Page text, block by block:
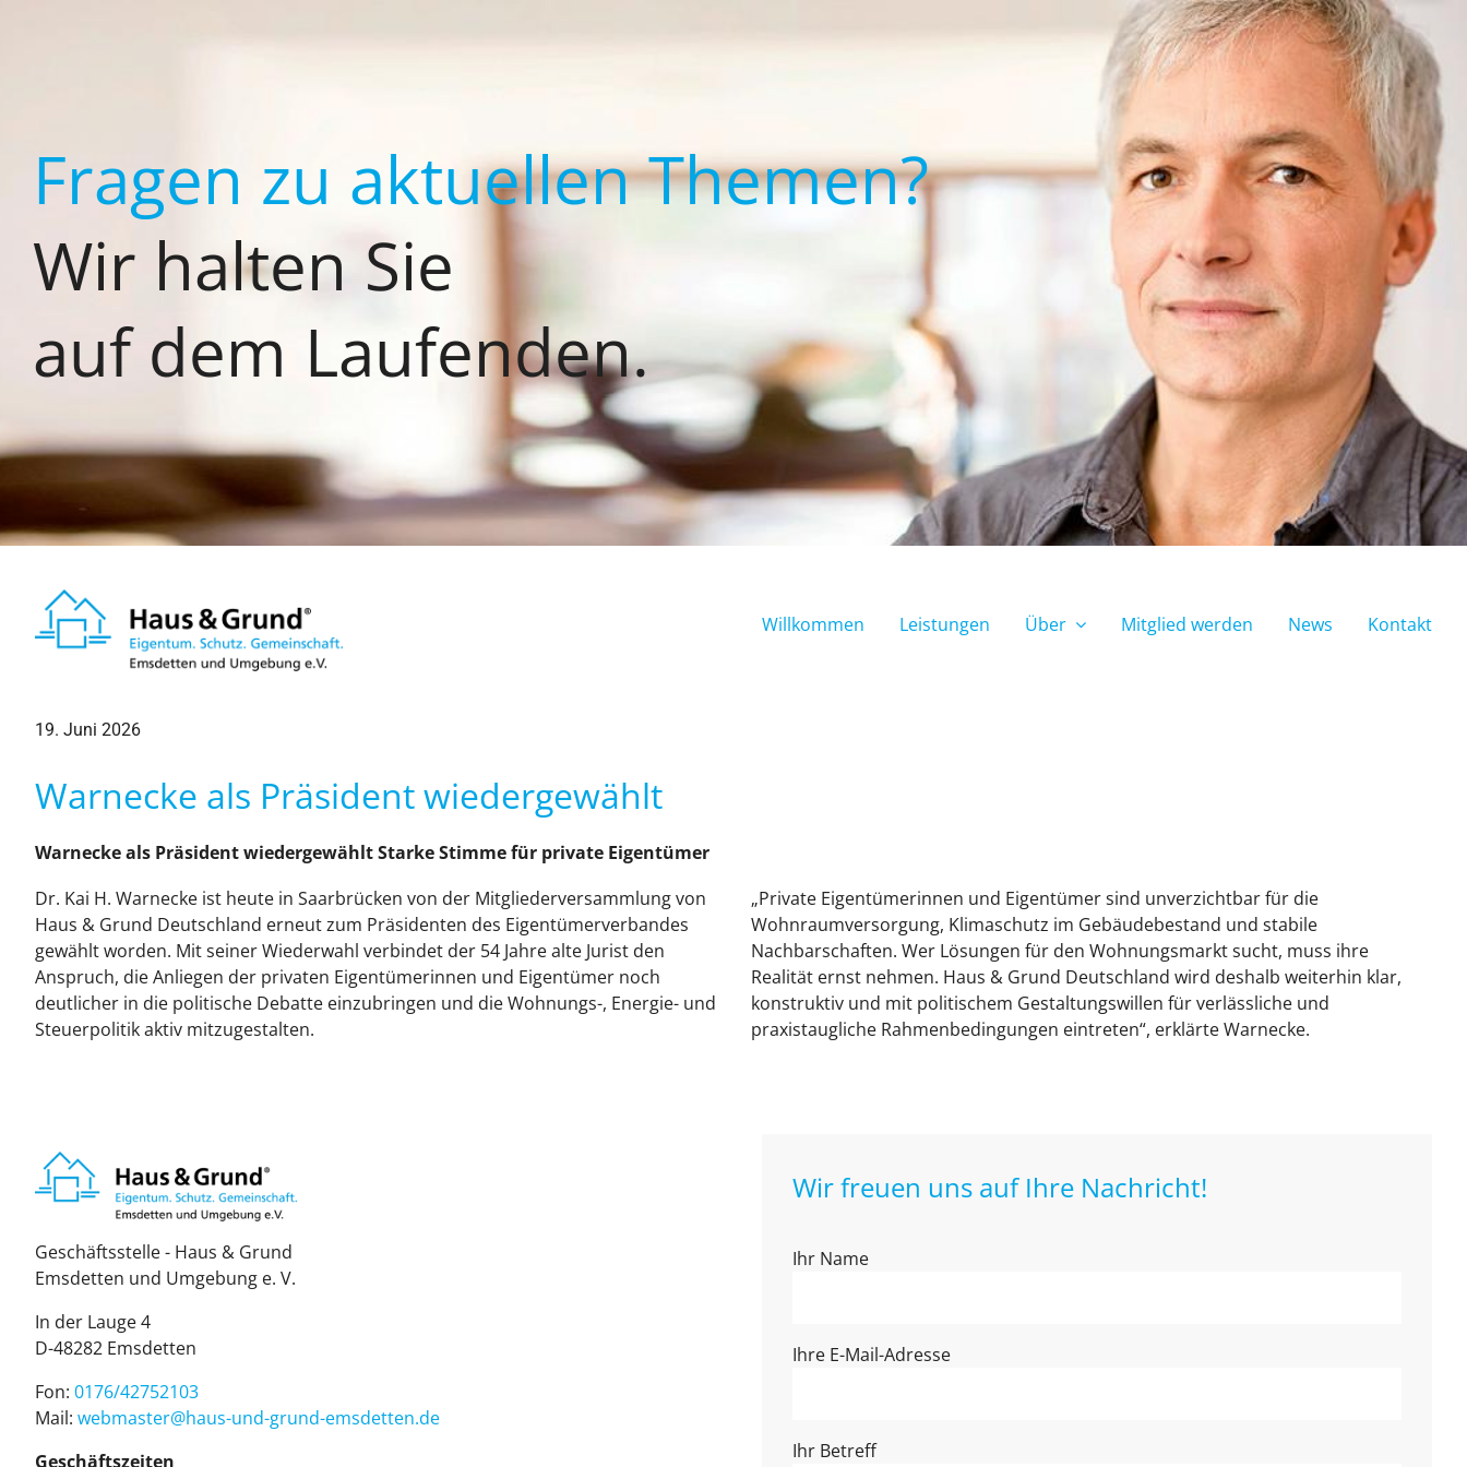
Fragen zu aktuellen Themen?
Wir halten Sie
auf dem Laufenden.
Willkommen Leistungen Über Mitglied werden News Kontakt
19. Juni 2026
Warnecke als Präsident wiedergewählt
Warnecke als Präsident wiedergewählt Starke Stimme für private Eigentümer
Dr. Kai H. Warnecke ist heute in Saarbrücken von der Mitgliederversammlung von
Haus & Grund Deutschland erneut zum Präsidenten des Eigentümerverbandes
gewählt worden. Mit seiner Wiederwahl verbindet der 54 Jahre alte Jurist den
Anspruch, die Anliegen der privaten Eigentümerinnen und Eigentümer noch
deutlicher in die politische Debatte einzubringen und die Wohnungs-, Energie- und
Steuerpolitik aktiv mitzugestalten.
„Private Eigentümerinnen und Eigentümer sind unverzichtbar für die
Wohnraumversorgung, Klimaschutz im Gebäudebestand und stabile
Nachbarschaften. Wer Lösungen für den Wohnungsmarkt sucht, muss ihre
Realität ernst nehmen. Haus & Grund Deutschland wird deshalb weiterhin klar,
konstruktiv und mit politischem Gestaltungswillen für verlässliche und
praxistaugliche Rahmenbedingungen eintreten“, erklärte Warnecke.
Geschäftsstelle - Haus & Grund
Emsdetten und Umgebung e. V.
In der Lauge 4
D-48282 Emsdetten
Fon: 0176/42752103
Mail: web­mas­ter@haus-und-grund-ems­det­ten.de
Geschäftszeiten
Wir freuen uns auf Ihre Nachricht!
Ihr Name
Ihre E-Mail-Adresse
Ihr Betreff